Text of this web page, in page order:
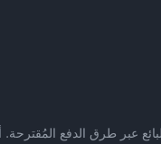
عبر طرق الدفع